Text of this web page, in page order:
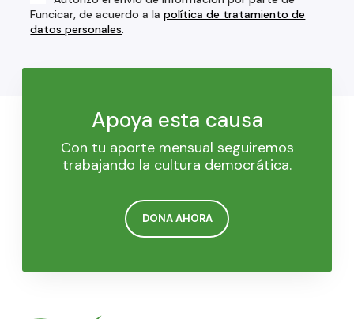
Funcicar, de acuerdo a lapolítica de tratamiento de
datos personales.
Apoya esta causa
Con tu aporte mensual seguiremos
trabajando la cultura democrática.
DONA AHORA